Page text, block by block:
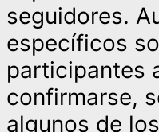
seguidores.
específicos
participantes
confirmarse,
algunos de